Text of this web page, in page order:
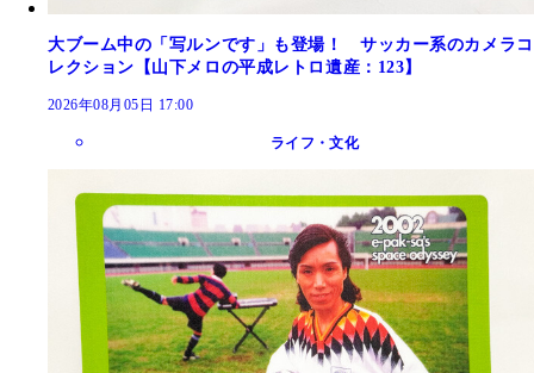
大ブーム中の「写ルンです」も登場！ サッカー系のカメラコ
レクション【山下メロの平成レトロ遺産：123】
2026年08月05日 17:00
ライフ・文化